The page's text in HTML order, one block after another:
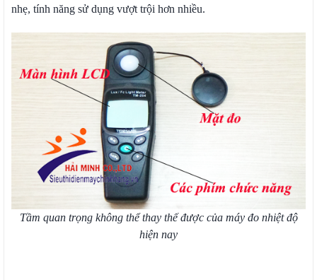
nhẹ, tính năng sử dụng vượt trội hơn nhiều.
Tầm quan trọng không thể thay thế được của máy đo nhiệt độ
hiện nay